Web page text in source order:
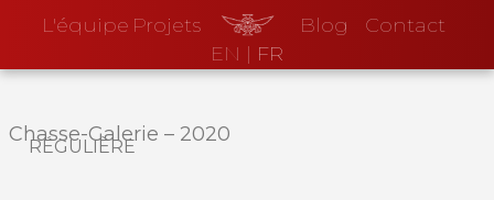
L'équipe Projets Blog
Contact
EN | FR
Chasse-Galerie – 2020
régulière